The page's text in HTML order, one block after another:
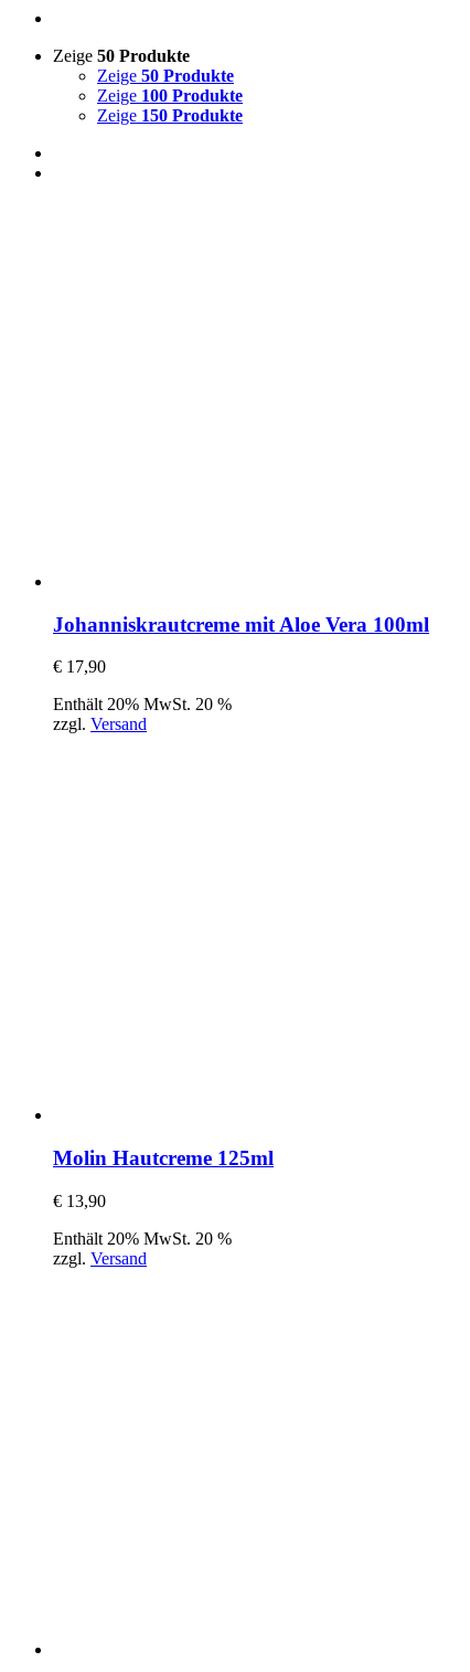
Zeige 50 Produkte
Zeige 50 Produkte
Zeige 100 Produkte
Zeige 150 Produkte
Johanniskrautcreme mit Aloe Vera 100ml
€ 17,90
Enthält 20% MwSt. 20 %
zzgl. Versand
Molin Hautcreme 125ml
€ 13,90
Enthält 20% MwSt. 20 %
zzgl. Versand